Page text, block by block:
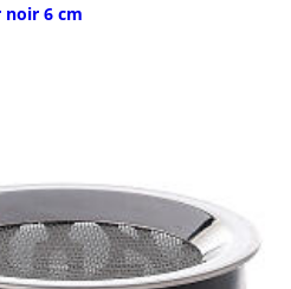
noir 6 cm